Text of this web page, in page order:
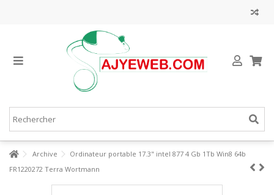
Archive
Ordinateur portable 17.3" intel 877 4 Gb 1Tb Win8 64b
FR1220272 Terra Wortmann